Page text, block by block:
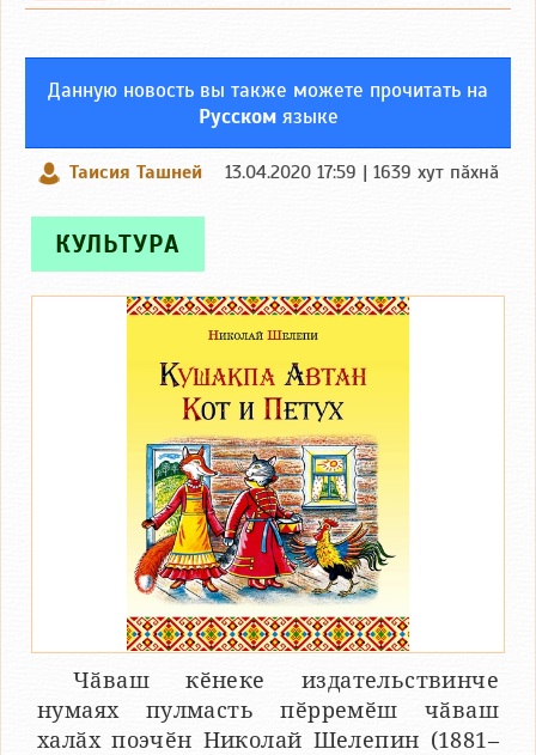
Данную новость вы также можете прочитать на
Русскомязыке
Таисия Ташней 13.04.2020 17:59 | 1639 хут пӑхнӑ
КУЛЬТУРА
Чӑваш кӗнеке издательствинче
нумаях пулмасть пӗрремӗш чӑваш
халӑх поэчӗн Николай Шелепин (1881–